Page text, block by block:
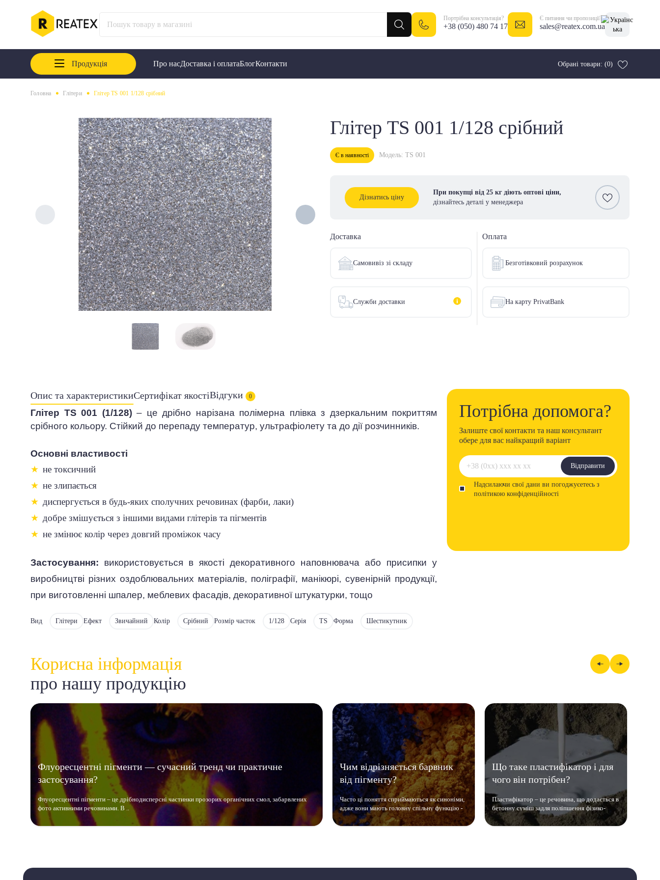
Портрібна консультація?
+38 (050) 480 74 17
Є питання чи пропозиції?
sales@reatex.com.ua
Продукція Про насДоставка і оплатаБлогКонтакти Обрані товари: (0)
Головна Глітери Глітер TS 001 1/128 срібний
Глітер TS 001 1/128 срібний
Модель: TS 001
Є в наявності
Дізнатись ціну
При покупці від 25 кг діють оптові ціни,
дізнайтесь деталі у менеджера
Доставка
Самовивіз зі складу
Служби доставки
Оплата
Безготівковий розрахунок
На карту PrivatBank
Опис та характеристикиСертифікат якостіВідгуки 0
Глітер TS 001 (1/128)– це дрібно нарізана полімерна плівка з дзеркальним покриттям
срібного кольору. Стійкий до перепаду температур, ультрафіолету та до дії розчинників.
Основні властивості
★ не токсичний
★ не злипається
★ диспергується в будь-яких сполучних речовинах (фарби, лаки)
★ добре змішується з іншими видами глітерів та пігментів
★ не змінює колір через довгий проміжок часу
Застосування: використовується в якості декоративного наповнювача або присипки у
виробництві різних оздоблювальних матеріалів, поліграфії, манікюрі, сувенірній продукції,
при виготовленні шпалер, меблевих фасадів, декоративної штукатурки, тощо
Вид Глітери Ефект Звичайний Колір Срібний Розмір часток 1/128 Серія TS Форма Шестикутник
Потрібна допомога?
Залиште свої контакти та наш консультант
обере для вас найкращий варіант
Відправити
Надсилаючи свої дани ви погоджуєетесь з
політикою конфіденційності
Корисна інформація
про нашу продукцію
Флуоресцентні пігменти — сучасний тренд чи практичне
застосування?
Флуоресцентні пігменти – це дрібнодисперсні частинки прозорих органічних смол, забарвлених
фото активними речовинами. В ..
Чим відрізняється барвник
від пігменту?
Часто ці поняття сприймаються як синоніми,
адже вони мають головну спільну функцію -
фарбують. Однак ці речовини мають б..
Що таке пластифікатор і для
чого він потрібен?
Пластифікатор – це речовина, що додається в
бетонну суміш задля поліпшення фізико-
хімічних властивостей та робить матері..